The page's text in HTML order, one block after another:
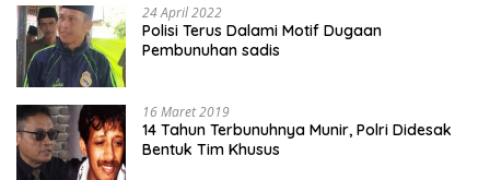
24 April 2022
Polisi Terus Dalami Motif Dugaan
Pembunuhan sadis
16 Maret 2019
14 Tahun Terbunuhnya Munir, Polri Didesak
Bentuk Tim Khusus